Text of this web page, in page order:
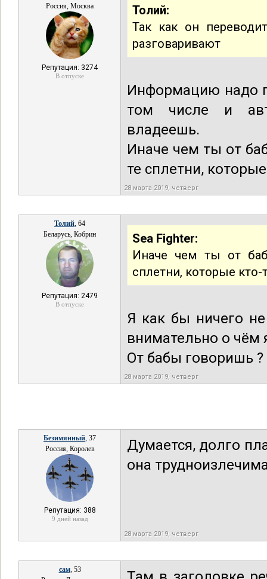
Россия, Москва
Репутация: 3274
В отпуске
Толий:
Так как он
разговаривают
Информацию надо
том числе и
владеешь.
Иначе чем ты от
те сплетни,
28 марта 2019, четверг
Толий, 64
Беларусь, Кобрин
Репутация: 2479
В отпуске
Sea Fighter:
Иначе чем ты от
сплетни, которые кто-
Я как бы ничего
внимательно о чём
От бабы говоришь ?
28 марта 2019, четверг
Безимянный, 37
Россия, Королев
Репутация: 388
9 дней назад
Думается, долго
она
28 марта 2019, четверг
сам, 53